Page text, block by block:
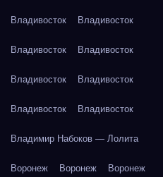
Владивосток Владивосток
Владивосток Владивосток
Владивосток Владивосток
Владивосток Владивосток
Владимир Набоков — Лолита
Воронеж Воронеж Воронеж